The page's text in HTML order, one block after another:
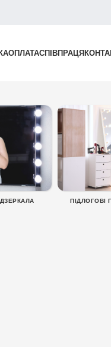
ОПЛАТАСПІВПРАЦЯ
ДЗЕРКАЛА ПІДЛОГОВІ